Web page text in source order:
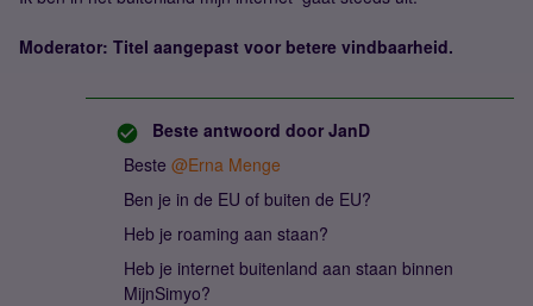
Moderator: Titel aangepast voor betere vindbaarheid.
Beste antwoord door JanD
Beste ​ @Erna Menge
Ben je in de EU of buiten de EU?
Heb je roaming aan staan?
Heb je internet buitenland aan staan binnen
MijnSimyo?